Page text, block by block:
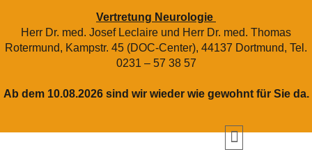
Vertretung Neurologie
Herr Dr. med. Josef Leclaire und Herr Dr. med. Thomas
Rotermund, Kampstr. 45 (DOC-Center), 44137 Dortmund, Tel.
0231 – 57 38 57
Ab dem 10.08.2026 sind wir wieder wie gewohnt für Sie da.